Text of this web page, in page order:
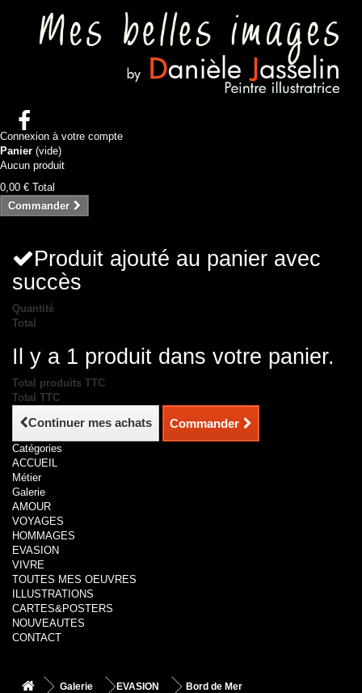
Connexion à votre compte
Panier (vide)
Aucun produit
0,00 € Total
Commander
Produit ajouté au panier avec
succès
Quantité
Total
Il y a 1 produit dans votre panier.
Total produits TTC
Total TTC
Continuer mes achats Commander
Catégories
ACCUEIL
Métier
Galerie
AMOUR
VOYAGES
HOMMAGES
EVASION
VIVRE
TOUTES MES OEUVRES
ILLUSTRATIONS
CARTES&POSTERS
NOUVEAUTES
CONTACT
Galerie EVASION Bord de Mer